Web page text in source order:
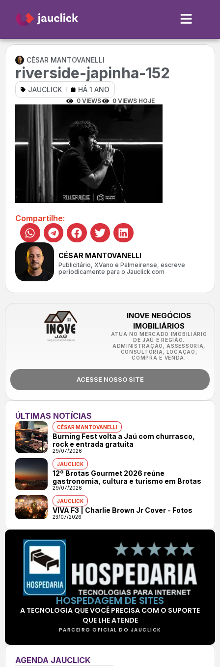
CÉSAR MANTOVANELLI
riverside-japinha-152
JAUCLICK HÁ 1 ANO
0 VIEWS 0 VIEWS HOJE
Compartilhe:
CÉSAR MANTOVANELLI
Publicitário, XVano e Palmeirense, escreve
periodicamente para o Jauclick.com
INOVE NEGÓCIOS
IMOBILIÁRIOS
ATUA NO MERCADO IMOBILIÁRIO
DE JAÚ E REGIÃO.
ADMINISTRAÇÃO, ASSESSORIA,
CONSULTORIA, LOCAÇÃO,
COMPRA E VENDA.
ACESSE NOSSO SITE
ÚLTIMAS NOTÍCIAS
CÉSAR MANTOVANELLI
Burning Fest volta a Jaú com churrasco,
rock e entrada gratuita
29/07/2026
JAUCLICK
12º Brotas Gourmet 2026 reúne
gastronomia, cultura e turismo em Brotas
29/07/2026
JAUCLICK
VIVA F3 | Charlie Brown Jr Cover - Fotos
23/07/2026
HOSPEDAGEM DE SITES
A TECNOLOGIA QUE VOCÊ PRECISA COM O SUPORTE
QUE LHE ATENDE
PARCEIRO OFICIAL DO JAUCLICK
AGENDA JAUCLICK